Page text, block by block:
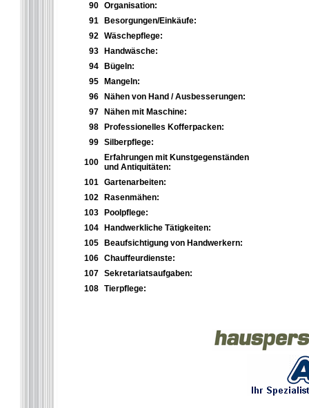
90 Organisation:
91
Besorgungen/Einkäufe:
92 Wäschepflege:
93
Handwäsche:
94
Bügeln:
95
Mangeln:
96
Nähen von Hand / Ausbesserungen:
97
Nähen mit Maschine:
98
Professionelles Kofferpacken:
99 Silberpflege:
100
Erfahrungen mit Kunstgegenständen
und Antiquitäten:
101 Gartenarbeiten:
102
Rasenmähen:
103
Poolpflege:
104
Handwerkliche Tätigkeiten:
105
Beaufsichtigung von Handwerkern:
106 Chauffeurdienste:
107 Sekretariatsaufgaben:
108 Tierpflege: